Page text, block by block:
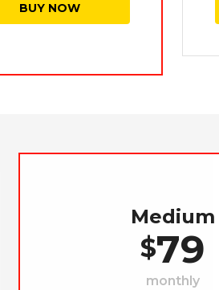
BUY NOW
Medium
$79
monthly